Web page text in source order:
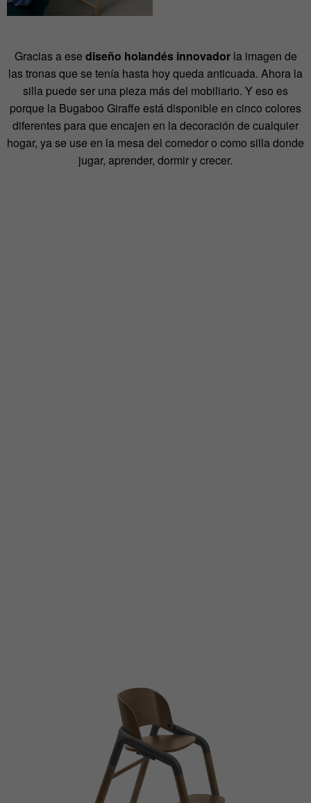
Gracias a ese diseño holandés innovador la imagen de
las tronas que se tenía hasta hoy queda anticuada. Ahora la
silla puede ser una pieza más del mobiliario. Y eso es
porque la Bugaboo Giraffe está disponible en cinco colores
diferentes para que encajen en la decoración de cualquier
hogar, ya se use en la mesa del comedor o como silla donde
jugar, aprender, dormir y crecer.